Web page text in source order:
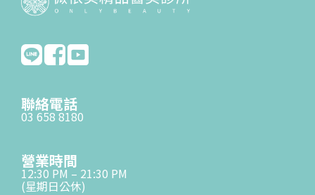
聯絡電話
03 658 8180
營業時間
12:30 PM – 21:30 PM
(星期日公休)